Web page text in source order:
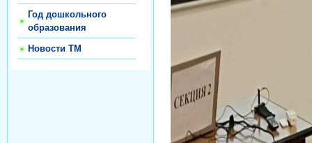
Год дошкольного
образования
Новости ТМ